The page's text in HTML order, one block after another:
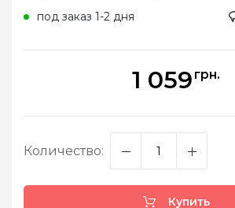
под заказ 1-2 дня
1 059 грн.
Количество:
Купить